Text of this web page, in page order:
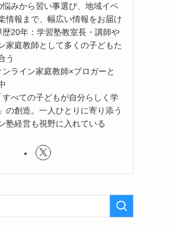
悩みから習い事選び、地域イベ
情報まで、幅広い情報をお届け
歴20年：学習塾教室長・講師や
家庭教師として多くの子どもた
う
ライン家庭教師×ブロガーと
すべての子どもが自分らしく学
の創造。一人ひとりに寄り添う
塾経営も視野に入れている